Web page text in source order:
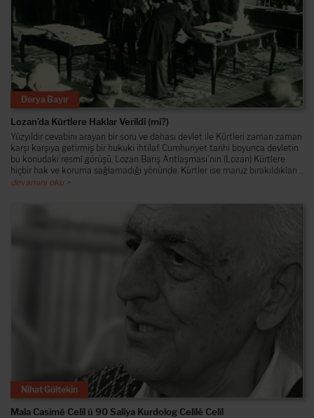
Derya Bayır
Lozan’da Kürtlere Haklar Verildi (mi?)
Yüzyıldır cevabını arayan bir soru ve dahası devlet ile Kürtleri zaman zaman
karşı karşıya getirmiş bir hukuki ihtilaf. Cumhuriyet tarihi boyunca devletin
bu konudaki resmî görüşü, Lozan Barış Antlaşması’nın (Lozan) Kürtlere
hiçbir hak ve koruma sağlamadığı yönünde. Kürtler ise maruz bırakıldıkları ...
devamını oku >
Nihat Gültekin
Mala Casimê Celîl û 90 Saliya Kurdolog Celîlê Celîl